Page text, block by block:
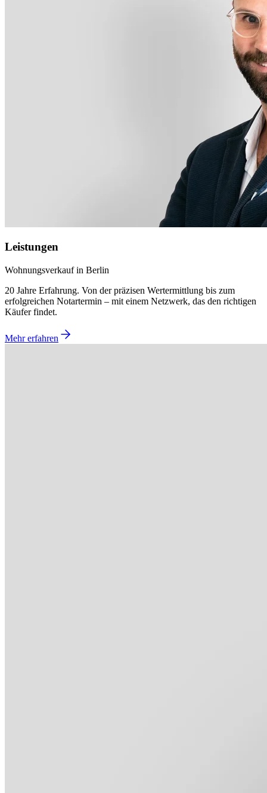
Leistungen
Wohnungsverkauf in Berlin
20 Jahre Erfahrung. Von der präzisen Wertermittlung bis zum
erfolgreichen Notartermin – mit einem Netzwerk, das den richtigen
Käufer findet.
Mehr erfahren